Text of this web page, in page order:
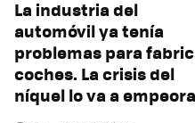
La industria del
automóvil ya tenía
problemas para
coches. La crisis del
níquel lo va a